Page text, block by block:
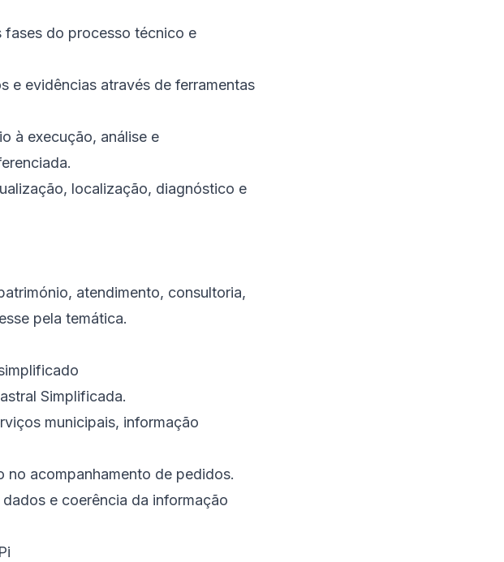
fases do processo técnico e
e evidências através de ferramentas
à execução, análise e
localização, diagnóstico e
atendimento, consultoria,
pela temática.
Simplificada.
municipais, informação
acompanhamento de pedidos.
e coerência da informação